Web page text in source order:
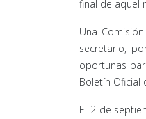
final de aquel
Una
secretario,
oportunas
Boletín Oficial
El 2 de